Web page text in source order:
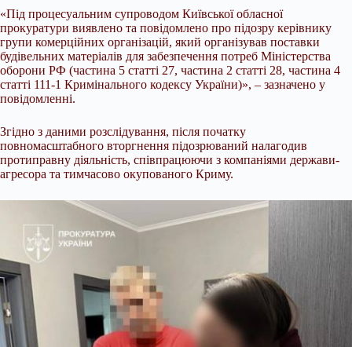
«Під процесуальним супроводом Київської обласної
прокуратури виявлено та повідомлено про підозру керівнику
групи комерційних організацій, який організував поставки
будівельних матеріалів для забезпечення потреб Міністерства
оборони РФ (частина 5 статті 27, частина 2 статті 28, частина 4
статті 111-1 Кримінального кодексу України)», – зазначено у
повідомленні.
Згідно з даними розслідування, після початку
повномасштабного вторгнення підозрюваний налагодив
протиправну діяльність, співпрацюючи з компаніями держави-
агресора та тимчасово окупованого Криму.